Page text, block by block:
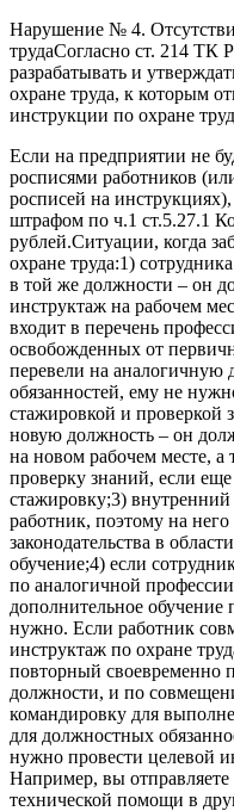
Нарушение № 4.
трудаСогласно ст. 214 ТК
разрабатывать и
охране труда, к которым
инструкции по охране
Если на предприятии не
росписями работников
росписей на
штрафом по ч.1 ст.5.27.1
рублей.Ситуации, когда
охране труда:1)
в той же должности – он
инструктаж на рабочем
входит в перечень
освобожденных от
перевели на аналогичную
обязанностей, ему не
стажировкой и проверкой
новую должность – он
на новом рабочем месте, а
проверку знаний, если
стажировку;3)
работник, поэтому на него
законодательства в
обучение;4) если
по аналогичной
дополнительное обучение
нужно. Если работник
инструктаж по охране
повторный своевременно
должности, и по
командировку для
для должностных
нужно провести целевой
Например, вы отправляете
технической помощи в